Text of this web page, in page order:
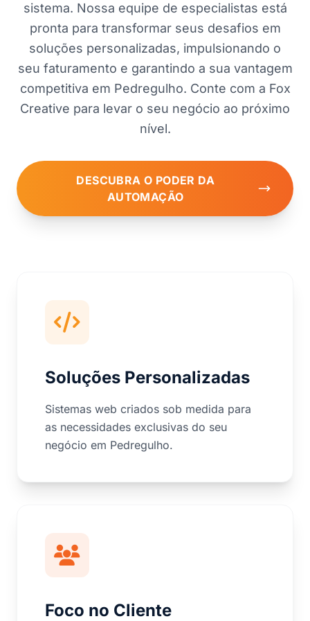
sistema. Nossa equipe de especialistas está
pronta para transformar seus desafios em
soluções personalizadas, impulsionando o
seu faturamento e garantindo a sua vantagem
competitiva em Pedregulho. Conte com a Fox
Creative para levar o seu negócio ao próximo
nível.
DESCUBRA O PODER DA
AUTOMAÇÃO
Soluções Personalizadas
Sistemas web criados sob medida para
as necessidades exclusivas do seu
negócio em Pedregulho.
Foco no Cliente